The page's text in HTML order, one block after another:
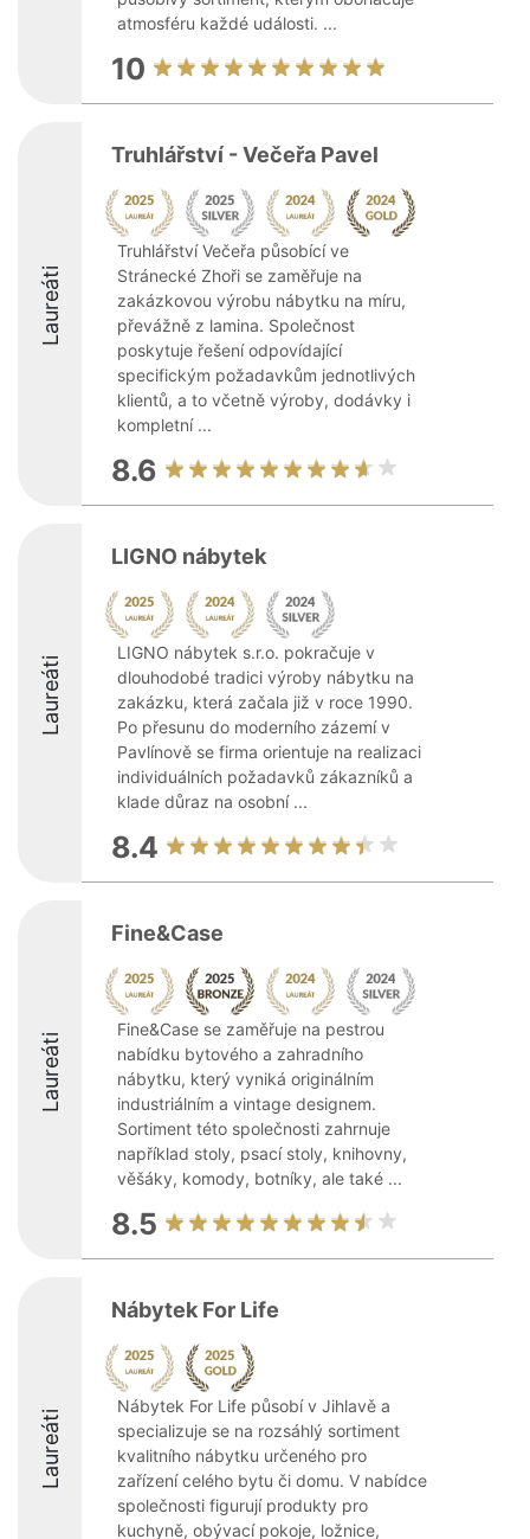
atmosféru každé události. ...
10
Laureáti
Truhlářství - Večeřa Pavel
Truhlářství Večeřa působící ve
Stránecké Zhoři se zaměřuje na
zakázkovou výrobu nábytku na míru,
převážně z lamina. Společnost
poskytuje řešení odpovídající
specifickým požadavkům jednotlivých
klientů, a to včetně výroby, dodávky i
kompletní ...
8.6
Laureáti
LIGNO nábytek
LIGNO nábytek s.r.o. pokračuje v
dlouhodobé tradici výroby nábytku na
zakázku, která začala již v roce 1990.
Po přesunu do moderního zázemí v
Pavlínově se firma orientuje na realizaci
individuálních požadavků zákazníků a
klade důraz na osobní ...
8.4
Laureáti
Fine&Case
Fine&Case se zaměřuje na pestrou
nabídku bytového a zahradního
nábytku, který vyniká originálním
industriálním a vintage designem.
Sortiment této společnosti zahrnuje
například stoly, psací stoly, knihovny,
věšáky, komody, botníky, ale také ...
8.5
Laureáti
Nábytek For Life
Nábytek For Life působí v Jihlavě a
specializuje se na rozsáhlý sortiment
kvalitního nábytku určeného pro
zařízení celého bytu či domu. V nabídce
společnosti figurují produkty pro
kuchyně, obývací pokoje, ložnice,